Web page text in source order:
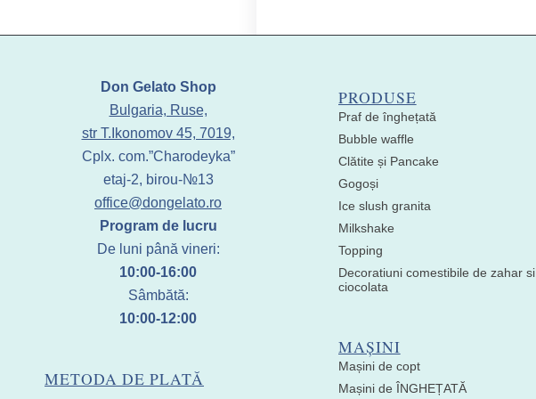
Don Gelato Shop
Bulgaria, Ruse,
str T.Ikonomov 45, 7019,
Cplx. com.”Charodeyka”
etaj-2, birou-№13
office@dongelato.ro
Program de lucru
De luni până vineri:
10:00-16:00
Sâmbătă:
10:00-12:00
METODA DE PLATĂ
PRODUSE
Praf de înghețată
Bubble waffle
Clătite și Pancake
Gogoși
Ice slush granita
Milkshake
Topping
Decoratiuni comestibile de zahar si
ciocolata
MAȘINI
Mașini de copt
Mașini de ÎNGHEȚATĂ